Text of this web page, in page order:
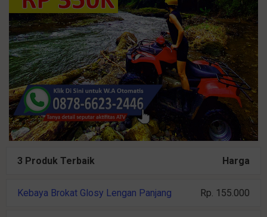
3 Produk Terbaik Harga
Kebaya Brokat Glosy Lengan Panjang Rp. 155.000